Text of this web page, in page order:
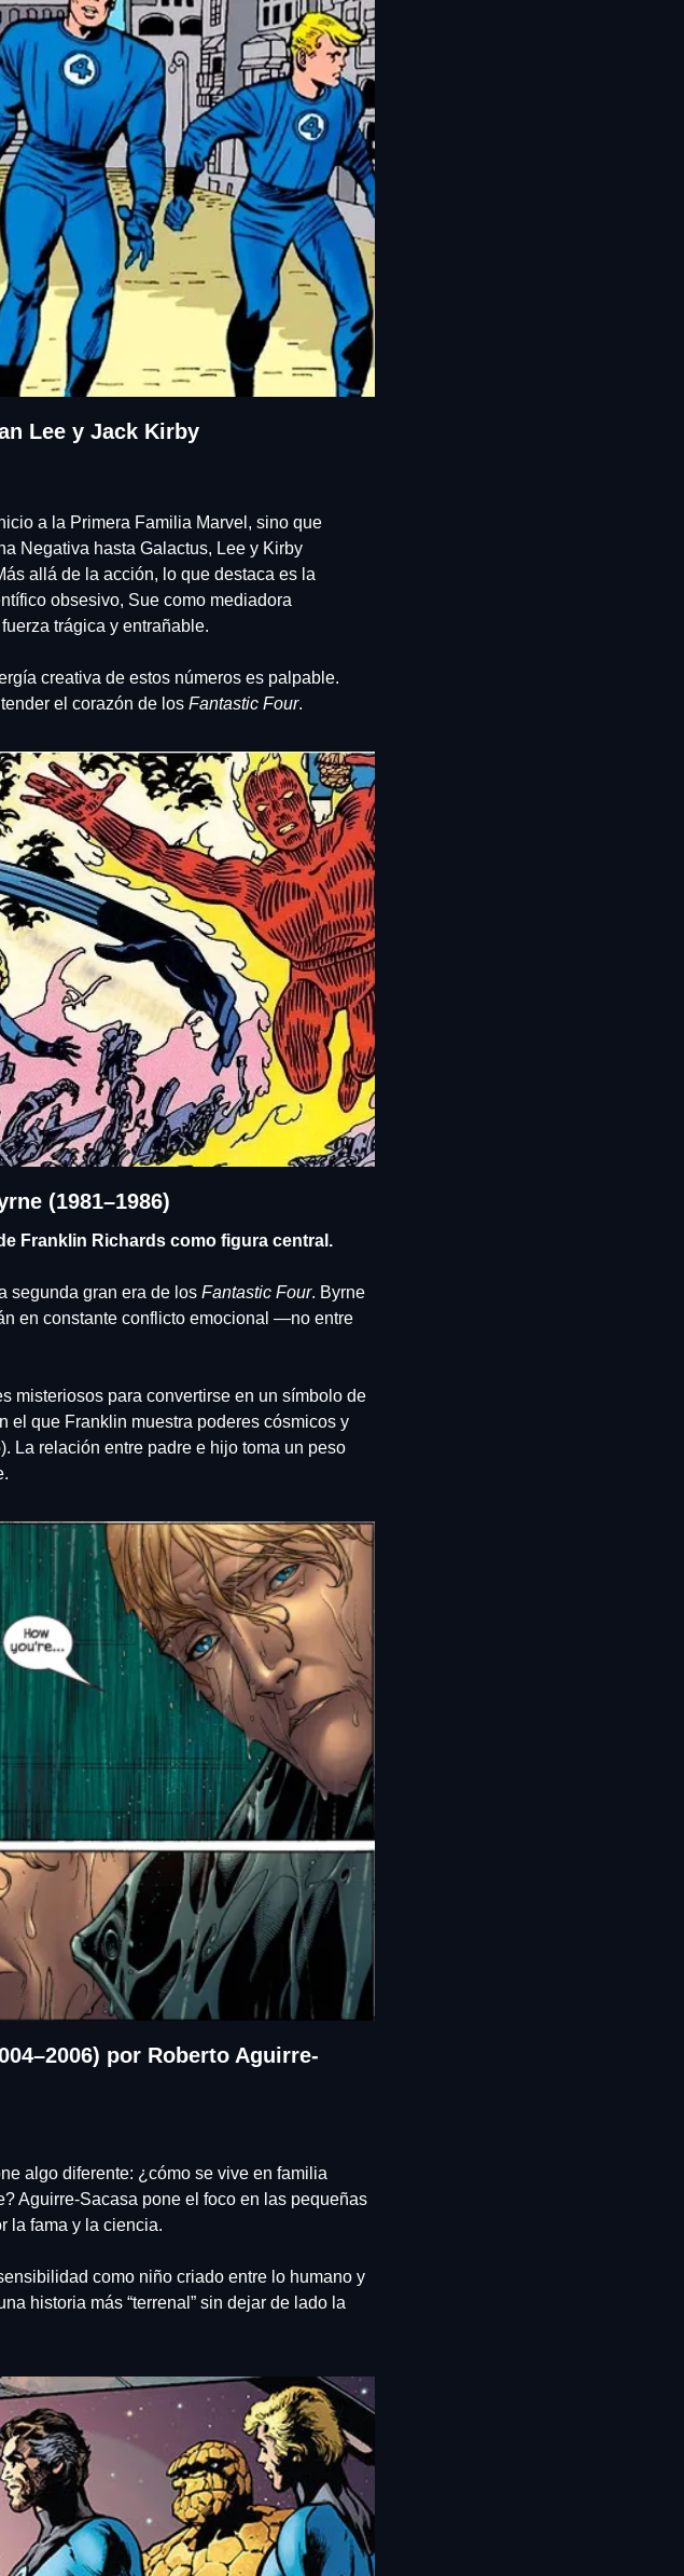
Lee y Jack Kirby
a la Primera Familia Marvel, sino que
Negativa hasta Galactus, Lee y Kirby
allá de la acción, lo que destaca es la
obsesivo, Sue como mediadora
trágica y entrañable.
creativa de estos números es palpable.
el corazón de los Fantastic Four.
(1981–1986)
Franklin Richards como figura central.
segunda gran era de los Fantastic Four. Byrne
en constante conflicto emocional —no entre
misteriosos para convertirse en un símbolo de
el que Franklin muestra poderes cósmicos y
La relación entre padre e hijo toma un peso
por Roberto Aguirre-
algo diferente: ¿cómo se vive en familia
Aguirre-Sacasa pone el foco en las pequeñas
la fama y la ciencia.
como niño criado entre lo humano y
historia más “terrenal” sin dejar de lado la